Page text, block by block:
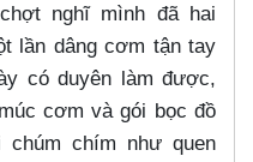
nghĩ mình đã hai
lần dâng cơm tận tay
có duyên làm được,
cơm và gói bọc đồ
chím như quen